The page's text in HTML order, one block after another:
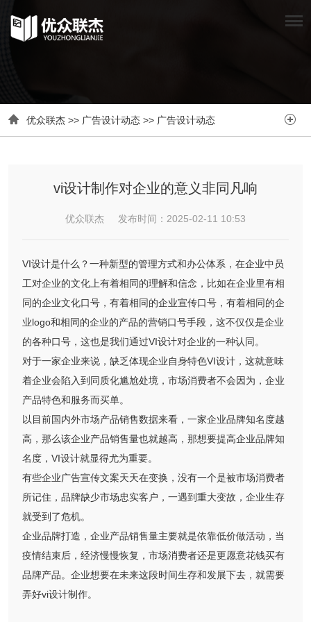
 优众联杰 >> 广告设计动态 >> 广告设计动态 
vi设计制作对企业的意义非同凡响
优众联杰 发布时间：2025-02-11 10:53
VI设计是什么？一种新型的管理方式和办公体系，在企业中员
工对企业的文化上有着相同的理解和信念，比如在企业里有相
同的企业文化口号，有着相同的企业宣传口号，有着相同的企
业logo和相同的企业的产品的营销口号手段，这不仅仅是企业
的各种口号，这也是我们通过VI设计对企业的一种认同。
对于一家企业来说，缺乏体现企业自身特色VI设计，这就意味
着企业会陷入到同质化尴尬处境，市场消费者不会因为，企业
产品特色和服务而买单。
以目前国内外市场产品销售数据来看，一家企业品牌知名度越
高，那么该企业产品销售量也就越高，那想要提高企业品牌知
名度，VI设计就显得尤为重要。
有些企业广告宣传文案天天在变换，没有一个是被市场消费者
所记住，品牌缺少市场忠实客户，一遇到重大变故，企业生存
就受到了危机。
企业品牌打造，企业产品销售量主要就是依靠低价做活动，当
疫情结束后，经济慢慢恢复，市场消费者还是更愿意花钱买有
品牌产品。企业想要在未来这段时间生存和发展下去，就需要
弄好vi设计制作。